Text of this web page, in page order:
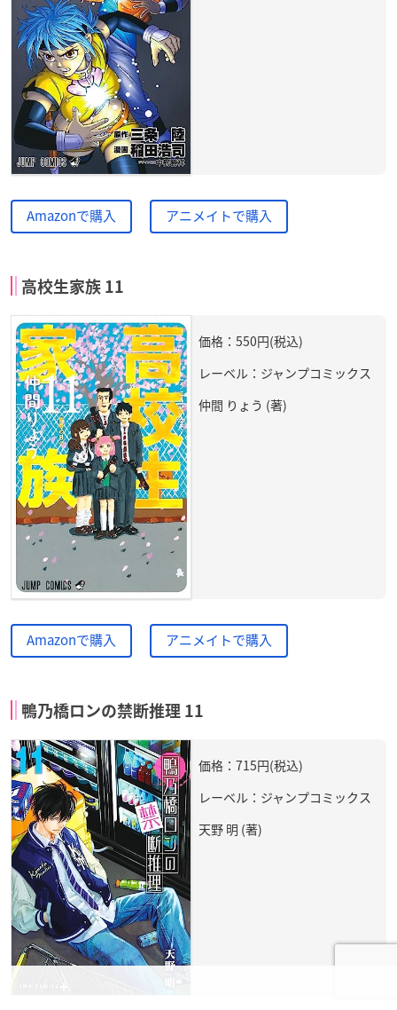
Amazonで購入 アニメイトで購入
高校生家族 11
価格：550円(税込)
レーベル：ジャンプコミックス
仲間 りょう (著)
Amazonで購入 アニメイトで購入
鴨乃橋ロンの禁断推理 11
価格：715円(税込)
レーベル：ジャンプコミックス
天野 明 (著)